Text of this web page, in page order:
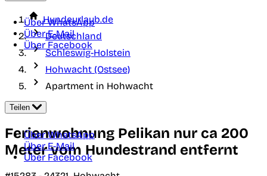
Über WhatsApp
Über E-Mail
Über Facebook
Hundeurlaub.de
Deutschland
Schleswig-Holstein
Hohwacht (Ostsee)
Apartment in Hohwacht
Teilen
Über WhatsApp
Über E-Mail
Über Facebook
Ferienwohnung Pelikan nur ca 200
Meter vom Hundestrand entfernt